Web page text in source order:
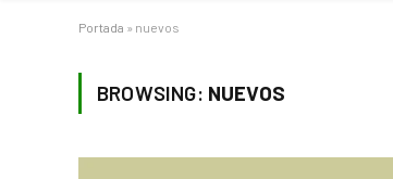
Portada » nuevos
BROWSING: NUEVOS